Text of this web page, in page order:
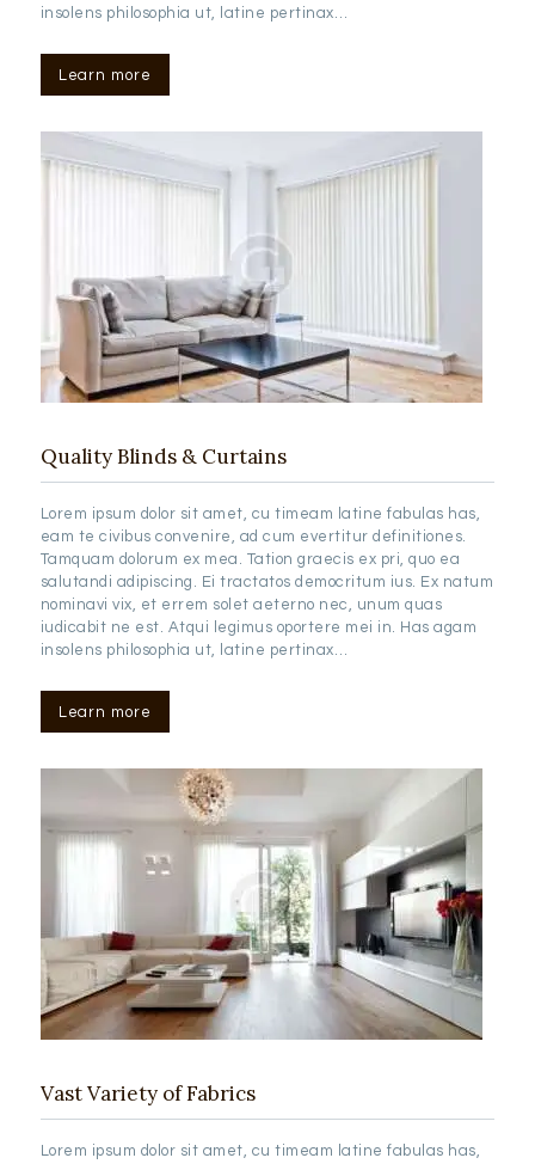
insolens philosophia ut, latine pertinax…
Learn more
Quality Blinds & Curtains
Lorem ipsum dolor sit amet, cu timeam latine fabulas has,
eam te civibus convenire, ad cum evertitur definitiones.
Tamquam dolorum ex mea. Tation graecis ex pri, quo ea
salutandi adipiscing. Ei tractatos democritum ius. Ex natum
nominavi vix, et errem solet aeterno nec, unum quas
iudicabit ne est. Atqui legimus oportere mei in. Has agam
insolens philosophia ut, latine pertinax…
Learn more
Vast Variety of Fabrics
Lorem ipsum dolor sit amet, cu timeam latine fabulas has,